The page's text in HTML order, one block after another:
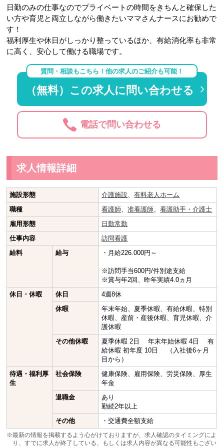
日勤のみの仕事なのでプライベートの時間をきちんと確保した
い方や育児と両立しながら働きたいママさんナースにお勧めで
す！
福利厚生や休日がしっかり整っているほか、有給消化率も非常
に高く、安心して働ける職場です。
質問・相談もこちら！他の求人のご紹介も可能！
（無料）この求人に問い合わせる
電話で問い合わせる
求人情報詳細
施設形態 介護施設、有料老人ホーム
職種
看護師、准看護師、看護助手・介護士
雇用形態
日勤常勤
仕事内容
訪問看護
給料
給与 ・月給226.000円～
※訪問手当600円/件別途支給
※賞与年2回、昨年実績4.0ヵ月
休日・休暇
休日
4週8休
休暇
年末年始、夏季休暇、有給休暇、特別
休暇、産前・産後休暇、育児休暇、介
護休暇
その他休暇
夏季休暇 2日 年末年始休暇 4日 有
給休暇 初年度 10日 （入社後6ヶ月
目から）
待遇・福利厚
生
社会保険
健康保険、雇用保険、労災保険、厚生
年金
退職金
あり
勤続2年以上
その他
・交通費全額支給
※最新の情報を掲載するよう心がけておりますが、求人確認のタイミングによ
り、すでに求人が終了している、もしくは求人内容が異なる可能性もござい